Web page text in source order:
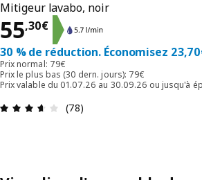
Mitigeur lavabo, noir
55,30€
55,30€
30 % de réduction. Économisez
Prix normal: 79€
Prix ​​le plus bas (30 dern. jours): 79€
Prix valable du 01.07.26 au 30.09.26 ou jusqu'à
Évaluation: 3.6 sur 5
(78)